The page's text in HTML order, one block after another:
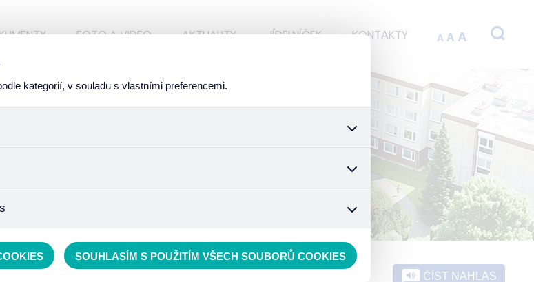
FOTO A VIDEO AKTUALITY JÍDELNÍČEK KONTAKTY A A A
ČÍST NAHLAS
kategorií, v souladu s vlastními preferencemi.
v nákupním košíku, ovládání filtrů a také nastavení souhlasu s
anonymizované cookies nelze přiřadit konkrétnímu uživateli.
SOUHLASÍM S POUŽITÍM VŠECH SOUBORŮ COOKIES